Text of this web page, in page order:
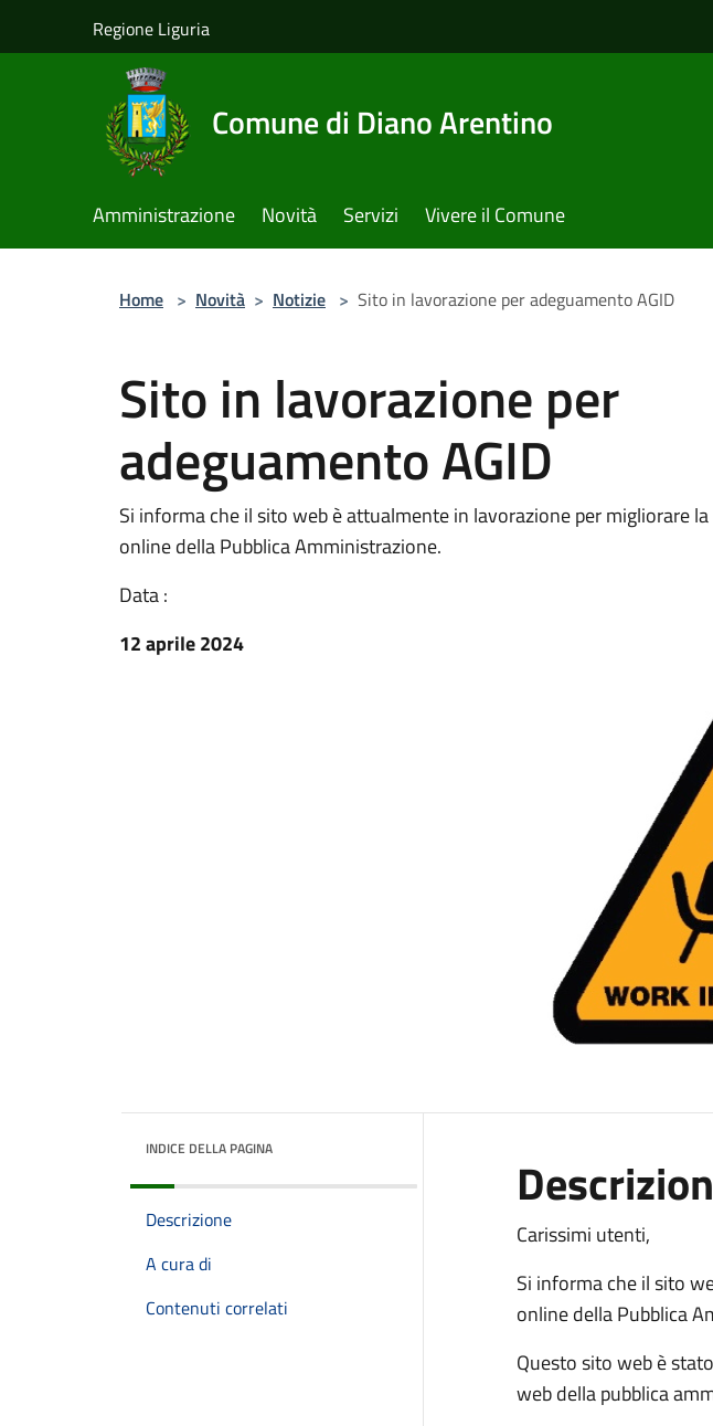
Regione Liguria
Comune di Diano Arentino
Amministrazione Novità Servizi Vivere il Comune
Home > Novità > Notizie > Sito in lavorazione per adeguamento AGID
Sito in lavorazione per
adeguamento AGID
Si informa che il sito web è attualmente in lavorazione per migliorare
online della Pubblica Amministrazione.
Data :
12 aprile 2024
INDICE DELLA PAGINA
Descrizione
A cura di
Contenuti correlati
Carissimi utenti,
Si informa che il sito
online della Pubblica
Questo sito web è
web della pubblica